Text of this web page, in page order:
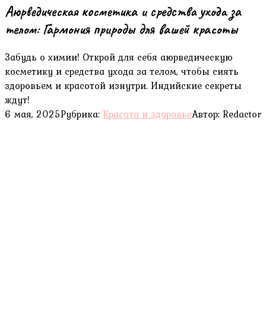
Аюрведическая косметика и средства ухода за
телом: Гармония природы для вашей красоты
Забудь о химии! Открой для себя аюрведическую
косметику и средства ухода за телом, чтобы сиять
здоровьем и красотой изнутри. Индийские секреты
ждут!
6 мая, 2025Рубрика: Красота и здоровьеАвтор: Redactor